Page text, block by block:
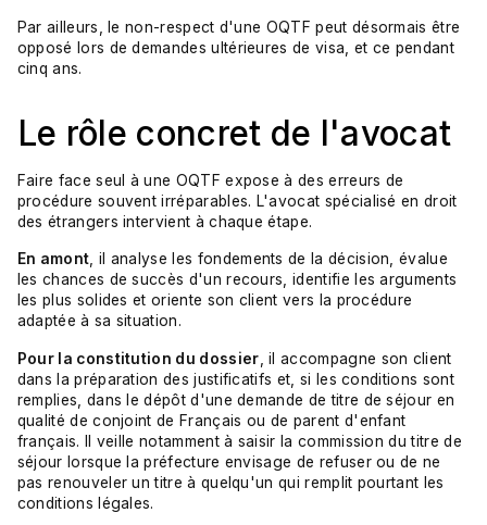
Par ailleurs, le non-respect d'une OQTF peut désormais être
opposé lors de demandes ultérieures de visa, et ce pendant
cinq ans.
Le rôle concret de l'avocat
Faire face seul à une OQTF expose à des erreurs de
procédure souvent irréparables. L'avocat spécialisé en droit
des étrangers intervient à chaque étape.
En amont, il analyse les fondements de la décision, évalue
les chances de succès d'un recours, identifie les arguments
les plus solides et oriente son client vers la procédure
adaptée à sa situation.
Pour la constitution du dossier , il accompagne son client
dans la préparation des justificatifs et, si les conditions sont
remplies, dans le dépôt d'une demande de titre de séjour en
qualité de conjoint de Français ou de parent d'enfant
français. Il veille notamment à saisir la commission du titre de
séjour lorsque la préfecture envisage de refuser ou de ne
pas renouveler un titre à quelqu'un qui remplit pourtant les
conditions légales.